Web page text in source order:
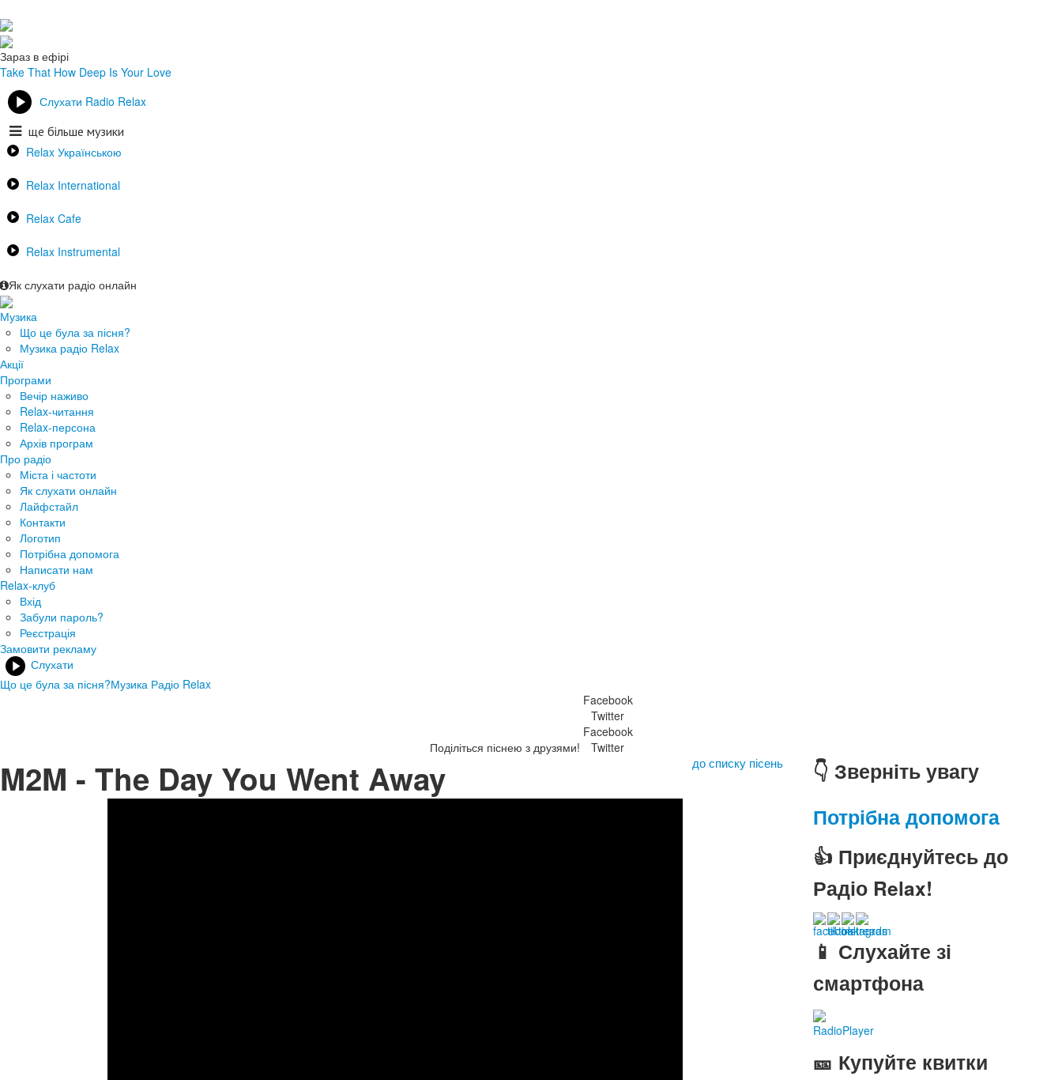
Зараз в ефірі
Take That How Deep Is Your Love
Слухати Radio Relax
ще більше музики
Relax Українською
Relax International
Relax Cafe
Relax Instrumental
Як слухати радіо онлайн
Музика
Що це була за пісня?
Музика радіо Relax
Акції
Програми
Вечір наживо
Relax-читання
Relax-персона
Архів програм
Про радіо
Міста і частоти
Як слухати онлайн
Лайфстайл
Контакти
Логотип
Потрібна допомога
Написати нам
Relax-клуб
Вхід
Забули пароль?
Реєстрація
Замовити рекламу
Слухати
Що це була за пісня?Музика Радіо Relax
Поділіться піснею з друзями!
Facebook
Twitter
Facebook
Twitter
M2M - The Day You Went Away до списку пісень
👇 Зверніть увагу
Потрібна допомога
👍 Приєднуйтесь до
Радіо Relax!
📱 Слухайте зі
смартфона
RadioPlayer
🎫 Купуйте квитки